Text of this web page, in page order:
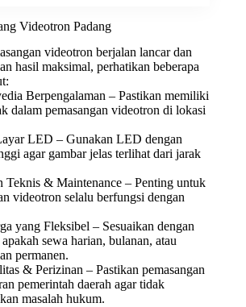
Videotron Padang
videotron berjalan lancar dan
hasil maksimal, perhatikan beberapa
Berpengalaman – Pastikan memiliki
dalam pemasangan videotron di lokasi
LED – Gunakan LED dengan
agar gambar jelas terlihat dari jarak
Teknis & Maintenance – Penting untuk
videotron selalu berfungsi dengan
yang Fleksibel – Sesuaikan dengan
sewa harian, bulanan, atau
permanen.
& Perizinan – Pastikan pemasangan
pemerintah daerah agar tidak
masalah hukum.